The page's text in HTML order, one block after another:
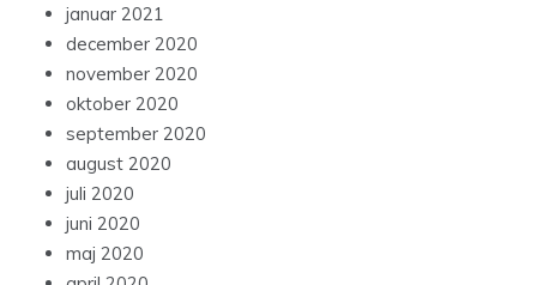
januar 2021
december 2020
november 2020
oktober 2020
september 2020
august 2020
juli 2020
juni 2020
maj 2020